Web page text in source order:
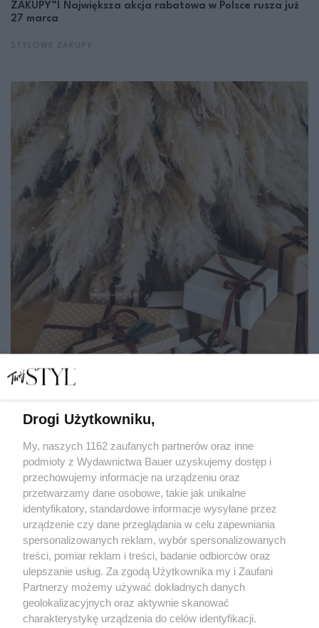
ZAKUPY”! Największa akcja rabatowa w Polsce rusza już
27 marca
75 wyjątkowych prezentów ze zniżkami do 50%. Trwa
świąteczna edycja Stylowych Zakupów
STYLOWE ZAKUPY
Drogi Użytkowniku,
My, naszych 1162 zaufanych partnerów oraz inne
podmioty z Wydawnictwa Bauer uzyskujemy dostęp i
przechowujemy informacje na urządzeniu oraz
przetwarzamy dane osobowe, takie jak unikalne
identyfikatory, standardowe informacje wysyłane przez
urządzenie czy dane przeglądania w celu zapewniania
spersonalizowanych reklam, wybór spersonalizowanych
treści, pomiar reklam i treści, badanie odbiorców oraz
ulepszanie usług. Za zgodą Użytkownika my i Zaufani
Partnerzy możemy używać dokładnych danych
geolokalizacyjnych oraz aktywnie skanować
charakterystykę urządzenia do celów identyfikacji.